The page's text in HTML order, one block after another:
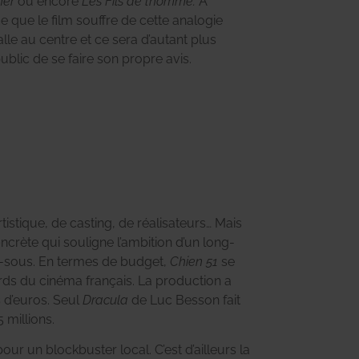
que le film souffre de cette analogie
au centre et ce sera d’autant plus
de se faire son propre avis.
de casting, de réalisateurs… Mais
qui souligne l’ambition d’un long-
sous. En termes de budget, Chien 51 se
du cinéma français. La production a
Seul Dracula de Luc Besson fait
millions.
un blockbuster local. C’est d’ailleurs la